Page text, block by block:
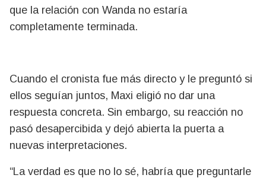
que la relación con Wanda no estaría
completamente terminada.
Cuando el cronista fue más directo y le preguntó si
ellos seguían juntos, Maxi eligió no dar una
respuesta concreta. Sin embargo, su reacción no
pasó desapercibida y dejó abierta la puerta a
nuevas interpretaciones.
“La verdad es que no lo sé, habría que preguntarle